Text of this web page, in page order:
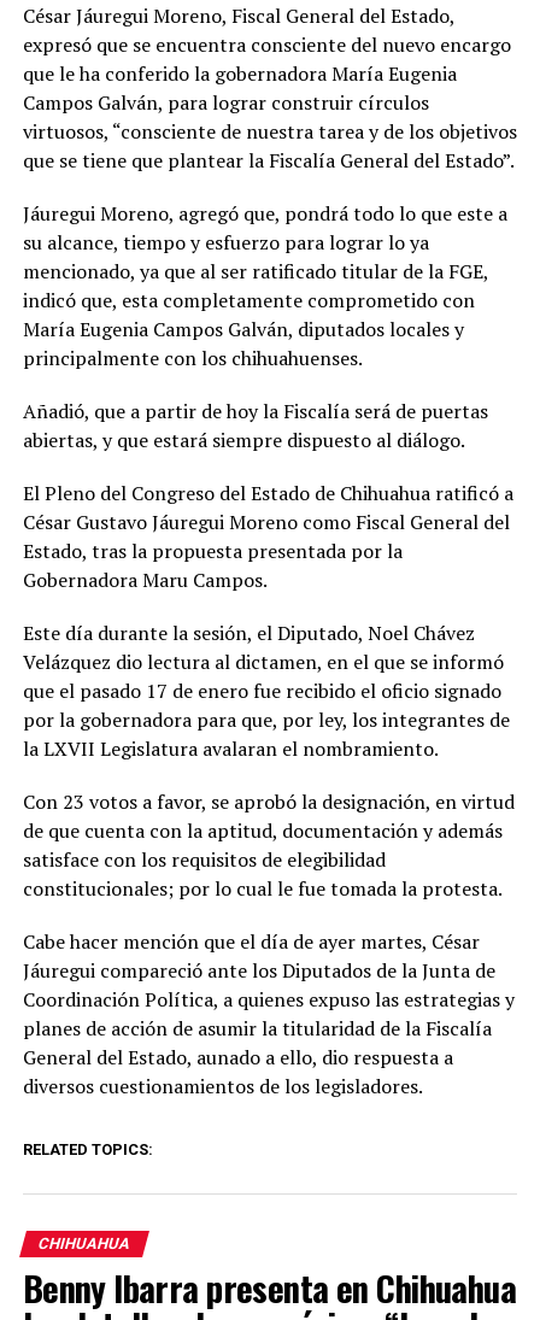
César Jáuregui Moreno, Fiscal General del Estado,
expresó que se encuentra consciente del nuevo encargo
que le ha conferido la gobernadora María Eugenia
Campos Galván, para lograr construir círculos
virtuosos, “consciente de nuestra tarea y de los objetivos
que se tiene que plantear la Fiscalía General del Estado”.
Jáuregui Moreno, agregó que, pondrá todo lo que este a
su alcance, tiempo y esfuerzo para lograr lo ya
mencionado, ya que al ser ratificado titular de la FGE,
indicó que, esta completamente comprometido con
María Eugenia Campos Galván, diputados locales y
principalmente con los chihuahuenses.
Añadió, que a partir de hoy la Fiscalía será de puertas
abiertas, y que estará siempre dispuesto al diálogo.
El Pleno del Congreso del Estado de Chihuahua ratificó a
César Gustavo Jáuregui Moreno como Fiscal General del
Estado, tras la propuesta presentada por la
Gobernadora Maru Campos.
Este día durante la sesión, el Diputado, Noel Chávez
Velázquez dio lectura al dictamen, en el que se informó
que el pasado 17 de enero fue recibido el oficio signado
por la gobernadora para que, por ley, los integrantes de
la LXVII Legislatura avalaran el nombramiento.
Con 23 votos a favor, se aprobó la designación, en virtud
de que cuenta con la aptitud, documentación y además
satisface con los requisitos de elegibilidad
constitucionales; por lo cual le fue tomada la protesta.
Cabe hacer mención que el día de ayer martes, César
Jáuregui compareció ante los Diputados de la Junta de
Coordinación Política, a quienes expuso las estrategias y
planes de acción de asumir la titularidad de la Fiscalía
General del Estado, aunado a ello, dio respuesta a
diversos cuestionamientos de los legisladores.
RELATED TOPICS:
CHIHUAHUA
Benny Ibarra presenta en Chihuahua